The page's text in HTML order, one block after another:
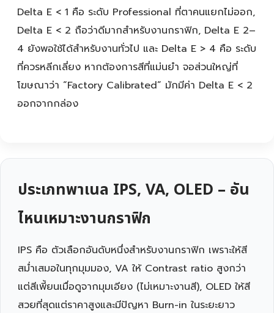
Delta E < 1 คือ ระดับ Professional ที่ตาคนแยกไม่ออก,
Delta E < 2 ถือว่าดีมากสำหรับงานกราฟิก, Delta E 2–
4 ยังพอใช้ได้สำหรับงานทั่วไป และ Delta E > 4 คือ ระดับ
ที่ควรหลีกเลี่ยง หากต้องการสีที่แม่นยำ จอส่วนใหญ่ที่
โฆษณาว่า “Factory Calibrated” มักมีค่า Delta E < 2
ออกจากกล่อง
ประเภทพาเนล IPS, VA, OLED – อัน
ไหนเหมาะงานกราฟิก
IPS คือ ตัวเลือกอันดับหนึ่งสำหรับงานกราฟิก เพราะให้สี
สม่ำเสมอในทุกมุมมอง, VA ให้ Contrast ratio สูงกว่า
แต่สีเพี้ยนเมื่อดูจากมุมเอียง (ไม่เหมาะงานสี), OLED ให้สี
สวยที่สุดแต่ราคาสูงและมีปัญหา Burn-in ในระยะยาว